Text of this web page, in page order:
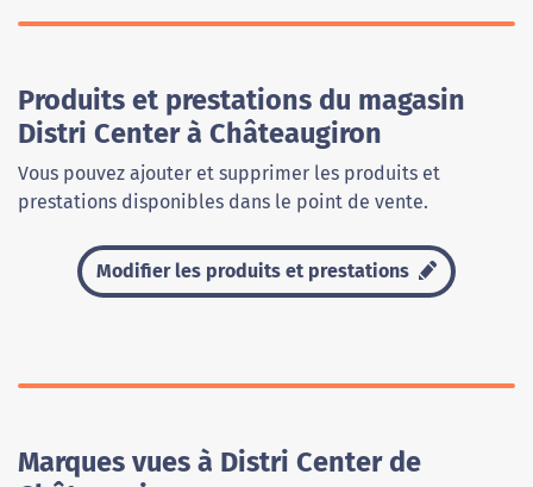
Produits et prestations du magasin
Distri Center à Châteaugiron
Vous pouvez ajouter et supprimer les produits et
prestations disponibles dans le point de vente.
Modifier les produits et prestations
Marques vues à Distri Center de